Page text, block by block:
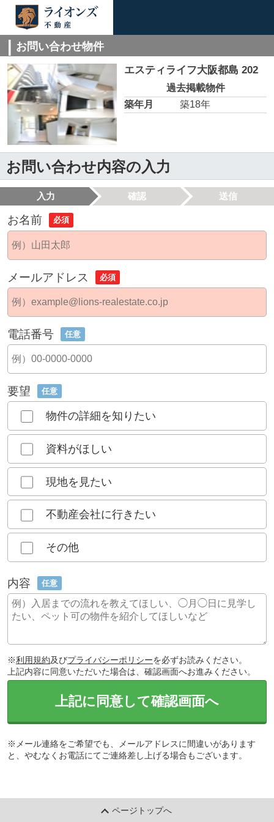
お問い合わせ物件
エスティライフ大阪都島 202
過去掲載物件
築年月
築18年
お問い合わせ内容の入力
入力 確認 送信
お名前 必須
メールアドレス 必須
電話番号 任意
要望 任意
物件の詳細を知りたい
資料がほしい
現地を見たい
不動産会社に行きたい
その他
内容 任意
※利用規約及びプライバシーポリシーを必ずお読みください。
上記内容に同意いただいた場合は、確認画面へお進みください。
上記に同意して確認画面へ
※メール連絡をご希望でも、メールアドレスに間違いがあります
と、やむなくお電話にてご連絡差し上げる場合もございます。
ページトップへ